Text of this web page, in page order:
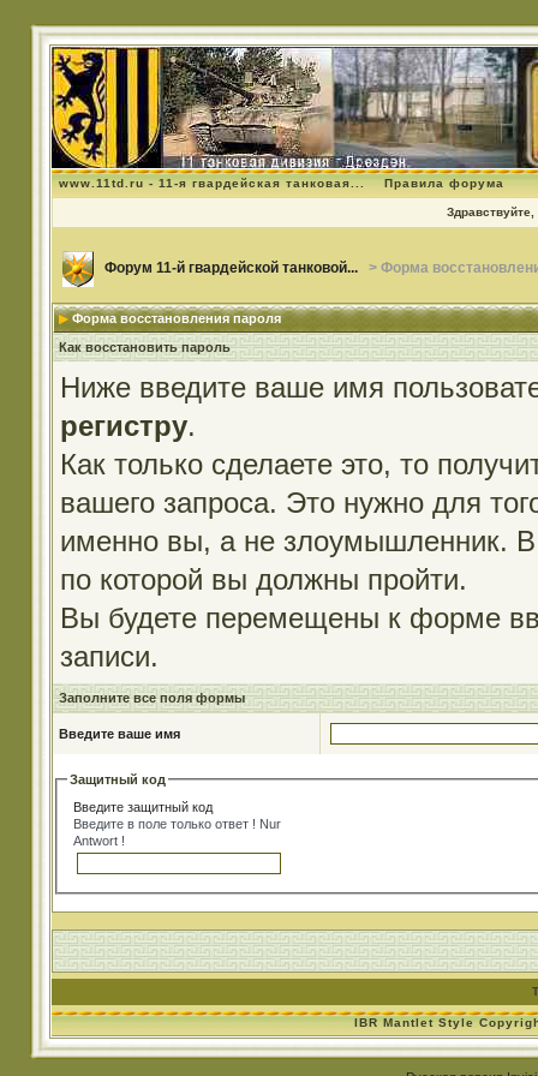
www.11td.ru - 11-я гвардейская танковая... Правила форума
Здравствуйте,
Форум 11-й гвардейской танковой... > Форма
Форма восстановления пароля
Как восстановить пароль
Ниже введите ваше имя
регистру.
Как только сделаете это, то
вашего запроса. Это нужно для
именно вы, а не злоумышленник. В
по которой вы должны пройти.
Вы будете перемещены к форме
записи.
Заполните все поля формы
Введите ваше имя
Защитный код
Введите защитный код
Введите в поле только ответ ! Nur
Antwort !
IBR Mantlet Style